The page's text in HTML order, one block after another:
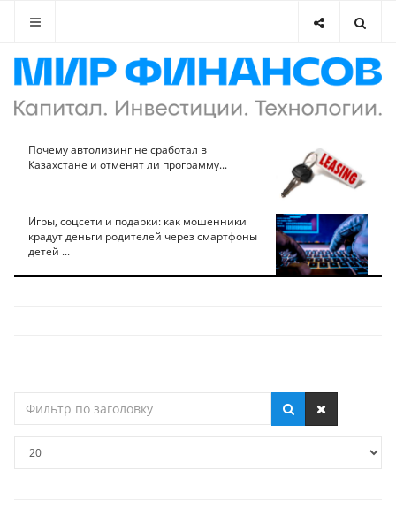
Почему автолизинг не сработал в
Казахстане и отменят ли программу...
Игры, соцсети и подарки: как мошенники
крадут деньги родителей через смартфоны
детей ...
по